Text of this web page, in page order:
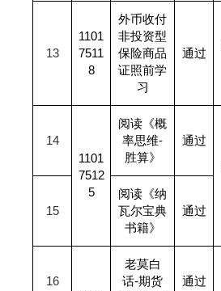
13
1101
7511
8
外币收付
非投资型
保险商品
证照前学
习
通过
14
1101
7512
5
阅读《概
率思维-
胜算》
通过
15
阅读《纳
瓦尔宝典
书籍》
通过
16
老莫白
话-期货
通过